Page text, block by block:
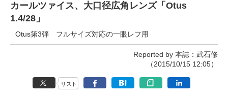
カールツァイス、大口径広角レンズ「Otus
1.4/28」
Otus第3弾 フルサイズ対応の一眼レフ用
Reported by 本誌：武石修
（2015/10/15 12:05）
リスト